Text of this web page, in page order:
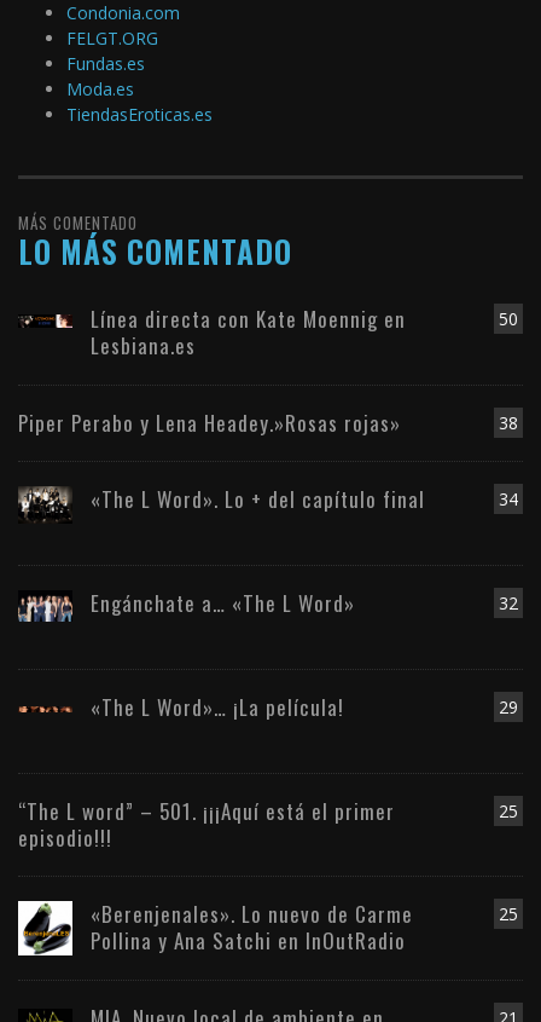
Condonia.com
FELGT.ORG
Fundas.es
Moda.es
TiendasEroticas.es
MÁS COMENTADO
LO MÁS COMENTADO
50
Línea directa con Kate Moennig en
Lesbiana.es
38
Piper Perabo y Lena Headey.»Rosas rojas»
34
«The L Word». Lo + del capítulo final
32
Engánchate a… «The L Word»
29
«The L Word»… ¡La película!
25
“The L word” – 501. ¡¡¡Aquí está el primer
episodio!!!
25
«Berenjenales». Lo nuevo de Carme
Pollina y Ana Satchi en InOutRadio